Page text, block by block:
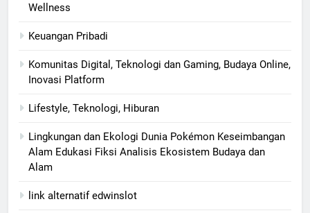
Wellness
Keuangan Pribadi
Komunitas Digital, Teknologi dan Gaming, Budaya Online,
Inovasi Platform
Lifestyle, Teknologi, Hiburan
Lingkungan dan Ekologi Dunia Pokémon Keseimbangan
Alam Edukasi Fiksi Analisis Ekosistem Budaya dan
Alam
link alternatif edwinslot